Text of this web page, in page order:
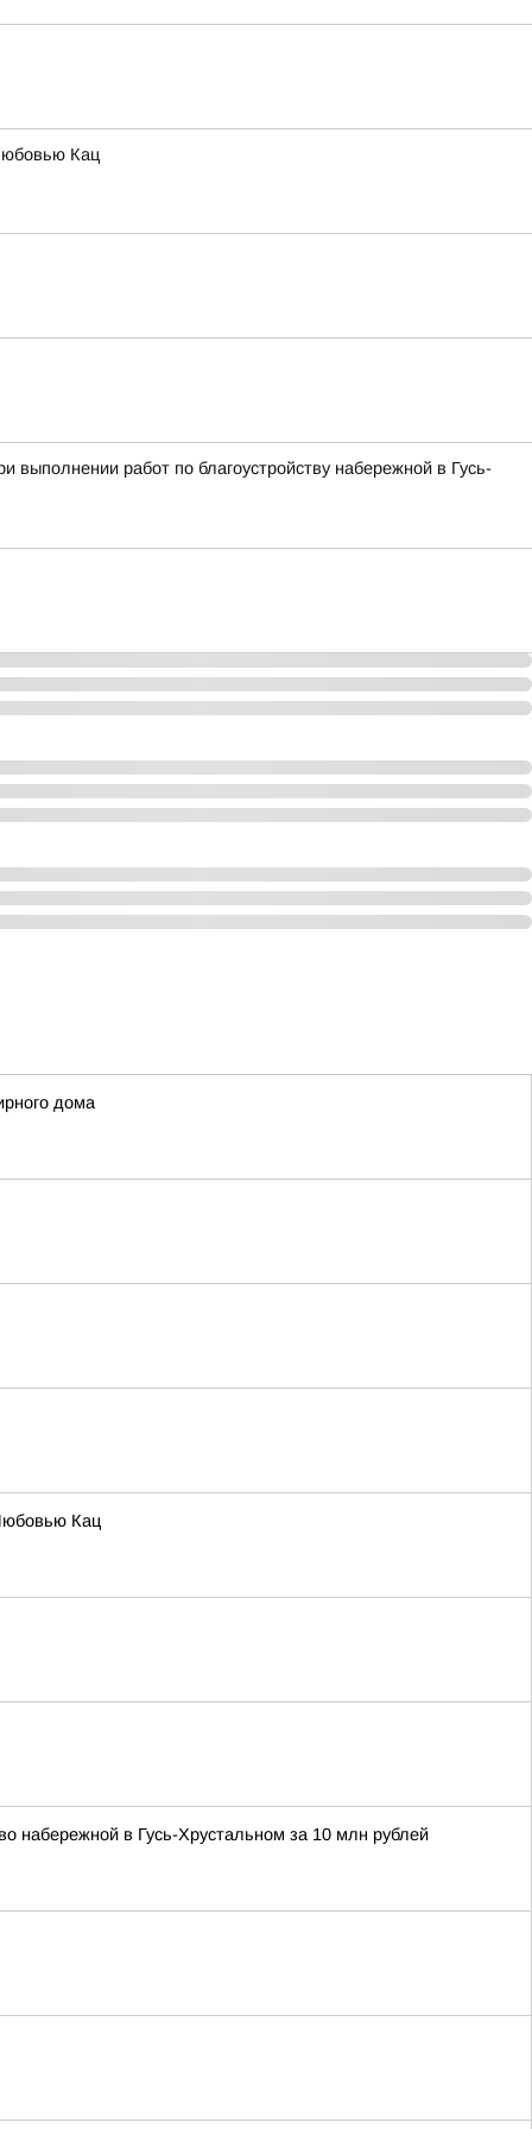
Кац
работ по благоустройству набережной в Гусь-
дома
Кац
набережной в Гусь-Хрустальном за 10 млн рублей